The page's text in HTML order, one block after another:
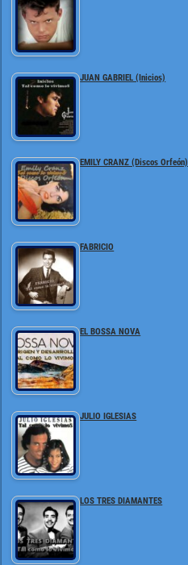
JUAN GABRIEL (Inicios)
EMILY CRANZ (Discos Orfeón)
FABRICIO
EL BOSSA NOVA
JULIO IGLESIAS
LOS TRES DIAMANTES